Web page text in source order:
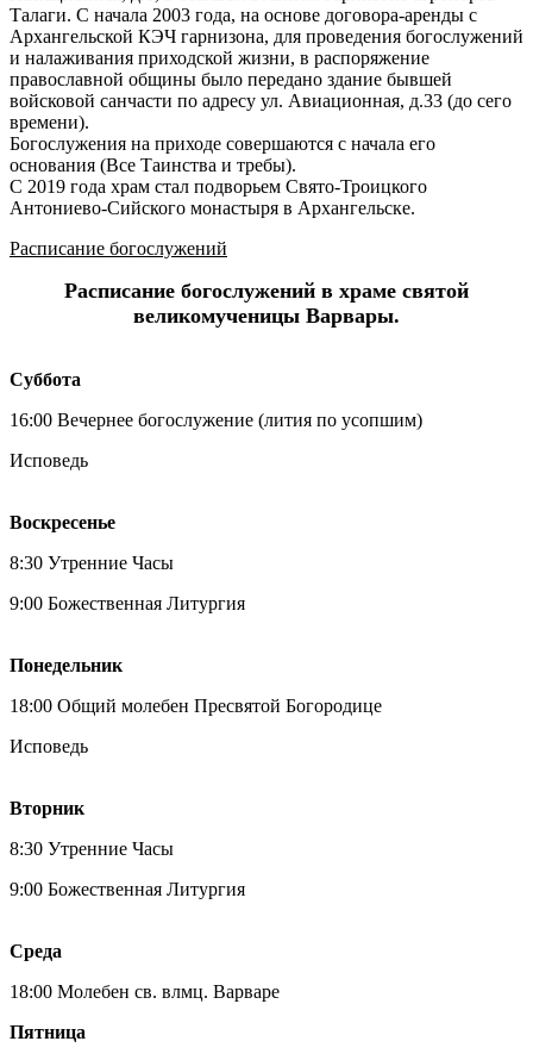
Талаги. С начала 2003 года, на основе договора-аренды с
Архангельской КЭЧ гарнизона, для проведения богослужений
и налаживания приходской жизни, в распоряжение
православной общины было передано здание бывшей
войсковой санчасти по адресу ул. Авиационная, д.33 (до сего
времени).
Богослужения на приходе совершаются с начала его
основания (Все Таинства и требы).
С 2019 года храм стал подворьем Свято-Троицкого
Антониево-Сийского монастыря в Архангельске.
Расписание богослужений
Расписание богослужений в храме святой
великомученицы Варвары.
Суббота
16:00 Вечернее богослужение (лития по усопшим)
Исповедь
Воскресенье
8:30 Утренние Часы
9:00 Божественная Литургия
Понедельник
18:00 Общий молебен Пресвятой Богородице
Исповедь
Вторник
8:30 Утренние Часы
9:00 Божественная Литургия
Среда
18:00 Молебен св. влмц. Варваре
Пятница